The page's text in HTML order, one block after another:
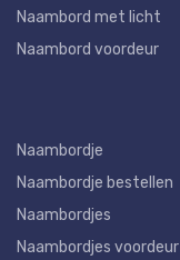
Naambord met licht
Naambord voordeur
Naambordje
Naambordje bestellen
Naambordjes
Naambordjes voordeur